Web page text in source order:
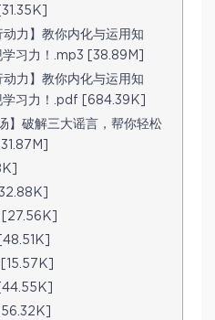
力】教你内化与运用知
习力！.mp3 [38.89M]
力】教你内化与运用知
学习力！.pdf [684.39K]
】破解三大谣言，帮你轻松
[27.56K]
[15.57K]